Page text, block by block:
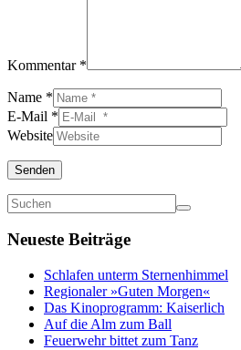
Kommentar *
Name *
E-Mail *
Website
Senden
Neueste Beiträge
Schlafen unterm Sternenhimmel
Regionaler »Guten Morgen«
Das Kinoprogramm: Kaiserlich
Auf die Alm zum Ball
Feuerwehr bittet zum Tanz